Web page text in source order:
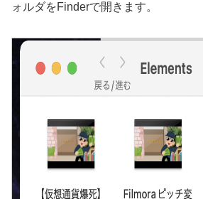
ォルダをFinderで開きます。